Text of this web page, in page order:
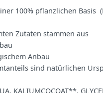
100% pflanzlichen Basis
Zutaten stammen aus
Anbau
sind natürlichen
KALIUMCOCOAT**,